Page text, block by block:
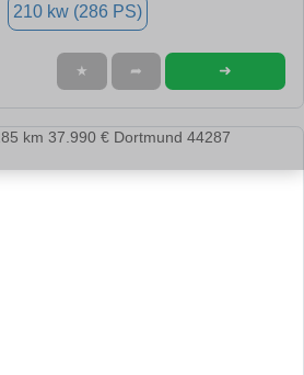
210 kw (286 PS)
★ ➦ ➜